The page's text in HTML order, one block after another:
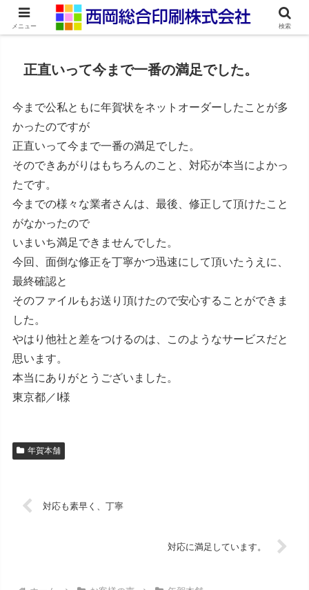
ネット印刷通販・オンデマンド印刷
正直いって今まで一番の満足でした。
今まで公私ともに年賀状をネットオーダーしたことが多
かったのですが
正直いって今まで一番の満足でした。
そのできあがりはもちろんのこと、対応が本当によかっ
たです。
今までの様々な業者さんは、最後、修正して頂けたこと
がなかったので
いまいち満足できませんでした。
今回、面倒な修正を丁寧かつ迅速にして頂いたうえに、
最終確認と
そのファイルもお送り頂けたので安心することができま
した。
やはり他社と差をつけるのは、このようなサービスだと
思います。
本当にありがとうございました。
東京都／I様
年賀本舗
対応も素早く、丁寧
対応に満足しています。
メニュー 検索